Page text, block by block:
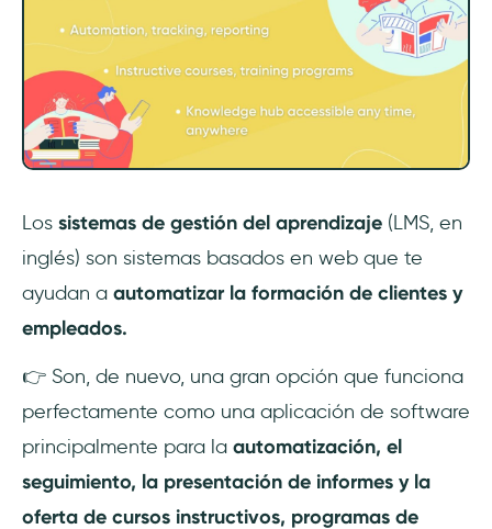
Los sistemas de gestión del aprendizaje (LMS, en
inglés) son sistemas basados en web que te
ayudan a automatizar la formación de clientes y
empleados.
👉 Son, de nuevo, una gran opción que funciona
perfectamente como una aplicación de software
principalmente para la automatización, el
seguimiento, la presentación de informes y la
oferta de cursos instructivos, programas de